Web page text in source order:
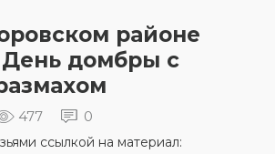
районе
домбры с
477 0
ссылкой на материал: